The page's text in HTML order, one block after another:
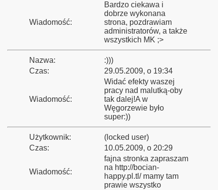
Wiadomość:
Bardzo ciekawa i
dobrze wykonana
strona, pozdrawiam
administratorów, a także
wszystkich MK ;>
Nazwa:
:)))
Czas:
29.05.2009, o 19:34
Wiadomość:
Widać efekty waszej
pracy nad malutką-oby
tak dalej!A w
Węgorzewie było
super:))
Użytkownik:
(locked user)
Czas:
10.05.2009, o 20:29
Wiadomość:
fajna stronka zapraszam
na http://bocian-
happy.pl.tl/ mamy tam
prawie wszystko
Muzeum Wojska w Białymstoku